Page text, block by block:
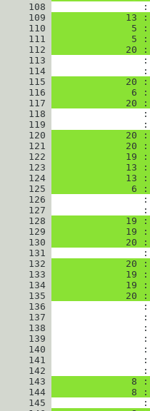
     108
     109
             13 :
     110
              5 :
     111
              5 :
     112
             20 :
     113
     114
                :
     115
             20 :
     116
              6 :
     117
             20 :
     118
     119
                :
     120
             20 :
     121
             20 :
     122
             19 :
     123
             13 :
     124
             13 :
     125
              6 :
     126
                :
     127
     128
             19 :
     129
             19 :
     130
             20 :
     131
     132
             20 :
     133
             19 :
     134
             19 :
     135
             20 :
     136
     137
     138
                :
     139
                :
     140
                :
     141
                :
     142
                :
     143
              8 :
     144
              8 :
     145